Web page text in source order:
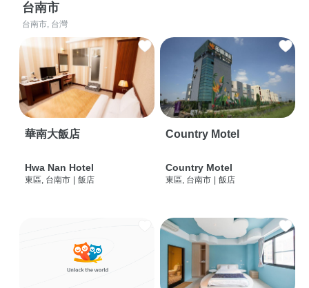
台南市
台南市, 台灣
華南大飯店
Hwa Nan Hotel
東區, 台南市 | 飯店
Country Motel
Country Motel
東區, 台南市 | 飯店